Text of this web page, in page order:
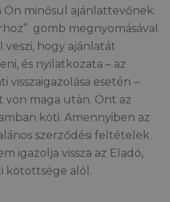
minősül ajánlattevőnek.
gomb megnyomásával
hogy ajánlatát
és nyilatkozata – az
visszaigazolása esetén –
maga után. Önt az
köti. Amennyiben az
szerződési feltételek
igazolja vissza az Eladó,
kötöttsége alól.